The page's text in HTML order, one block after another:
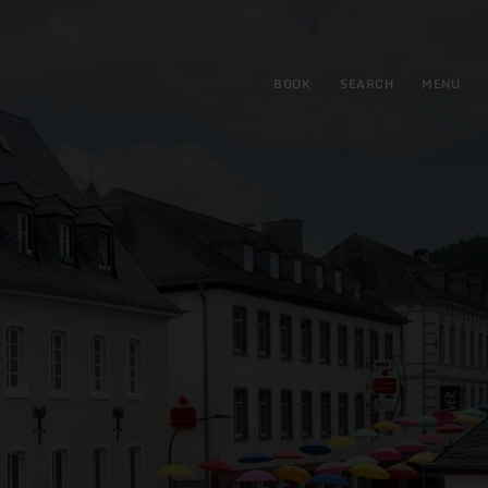
BOOK SEARCH MENU